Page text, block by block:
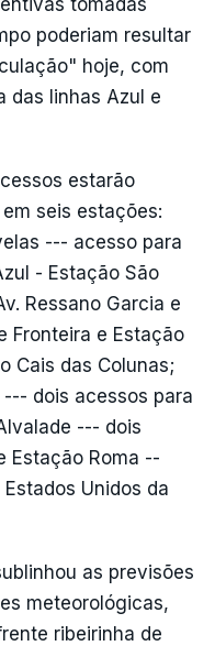
tomadas
poderiam resultar
hoje, com
das linhas Azul e
estarão
seis estações:
--- acesso para
- Estação São
Ressano Garcia e
Fronteira e Estação
Cais das Colunas;
--- dois acessos para
--- dois
Estação Roma --
Unidos da
as previsões
meteorológicas,
ribeirinha de